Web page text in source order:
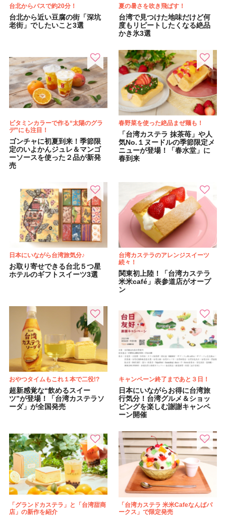
台北からバスで約20分！
台北から近い豆腐の街「深坑
老街」でしたいこと3選
夏の暑さを吹き飛ばす！
台湾で見つけた地味だけど何
度もリピートしたくなる絶品
かき氷3選
ビタミンカラーで作る“太陽のグラ
デ”にも注目！
ゴンチャに初夏到来！季節限
定のいよかんジュレ＆マンゴ
ーソースを使った２品が新発
売
春野菜を使った絶品まぜ麺も！
「台湾カステラ 抹茶苺」や人
気No.１ヌードルの季節限定メ
ニューが登場！「春水堂」に
春到来
日本にいながら台湾旅気分♪
お取り寄せできる台北５つ星
ホテルのギフトスイーツ3選
台湾カステラのアレンジスイーツ
続々！
関東初上陸！「台湾カステラ
米米café」表参道店がオープ
ン
おやつタイムもこれ１本で二役!?
超新感覚な“飲めるスイー
ツ”が登場！「台湾カステラソ
ーダ」が全国発売
キャンペーン終了まであと３日！
日本にいながらお得に台湾旅
行気分！台湾グルメ＆ショッ
ピングを楽しむ謝謝キャンペ
ーン開催
「グランドカステラ」と「台湾甜商
店」の新作を紹介
「台湾カステラ 米米Cafeなんばパ
ークス」で限定発売